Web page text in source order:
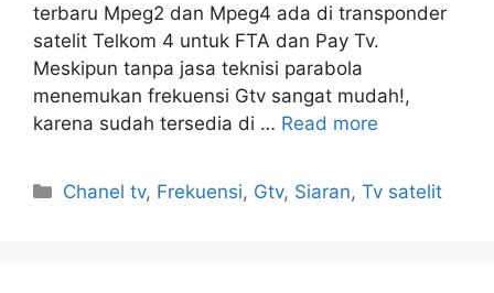
terbaru Mpeg2 dan Mpeg4 ada di transponder
satelit Telkom 4 untuk FTA dan Pay Tv.
Meskipun tanpa jasa teknisi parabola
menemukan frekuensi Gtv sangat mudah!,
karena sudah tersedia di … Read more
Categories
Chanel tv, Frekuensi, Gtv, Siaran,Tv satelit